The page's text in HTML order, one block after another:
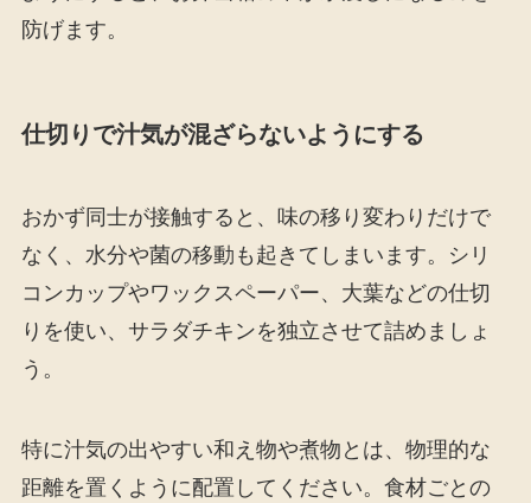
防げます。
仕切りで汁気が混ざらないようにする
おかず同士が接触すると、味の移り変わりだけで
なく、水分や菌の移動も起きてしまいます。シリ
コンカップやワックスペーパー、大葉などの仕切
りを使い、サラダチキンを独立させて詰めましょ
う。
特に汁気の出やすい和え物や煮物とは、物理的な
距離を置くように配置してください。食材ごとの